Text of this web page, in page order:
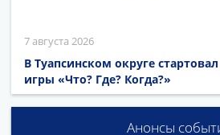
7 августа 2026
В Туапсинском округе
игры «Что? Где? Когда?»
Анонсы